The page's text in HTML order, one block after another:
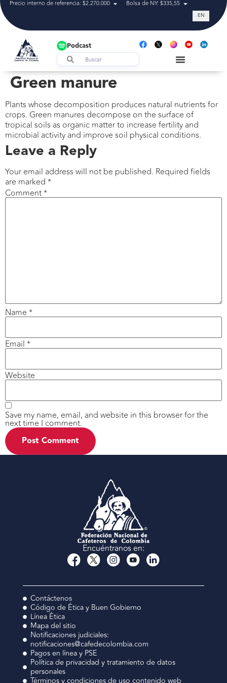
Precio interno de referencia: $2.270.000 Bolsa de NY: $335,55 Tasa de
EN
Podcast
Green manure
Plants whose decomposition produces natural nutrients for
crops. Green manures decompose on the surface of
tropical soils as organic matter to increase fertility and
microbial activity and improve soil physical conditions.
Leave a Reply
Your email address will not be published. Required fields
are marked *
Comment*
Name *
Email *
Website
Save my name, email, and website in this browser for the
next time I comment.
Encuéntranos en:
Contáctenos
Código de Ética y Buen Gobierno
Línea Ética
Mapa del sitio
Notificaciones judiciales:
notificaciones@cafedecolombia.com
Pagos en línea y PSE
Política de privacidad y tratamiento de datos
personales
Términos y condiciones de uso contenido web